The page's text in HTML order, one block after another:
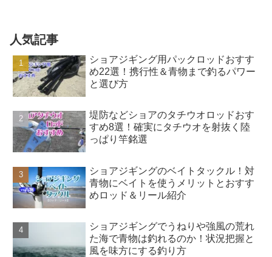
人気記事
ショアジギング用パックロッドおすす
め22選！携行性＆青物まで釣るパワー
と選び方
堤防などショアのタチウオロッドおす
すめ8選！確実にタチウオを射抜く陸
っぱり竿銘選
ショアジギングのベイトタックル！対
青物にベイトを使うメリットとおすす
めロッド＆リール紹介
ショアジギングでうねりや強風の荒れ
た海で青物は釣れるのか！状況把握と
風を味方にする釣り方